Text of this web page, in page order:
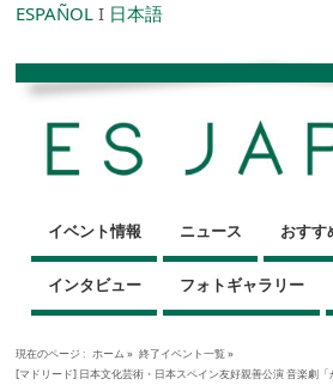
ESPAÑOL I 日本語
イベント情報 ニュース おすす
インタビュー フォトギャラリー
現在のページ : ホーム » 終了イベント一覧»
[マドリード] 日本文化芸術・日本スペイン友好親善公演 音楽劇